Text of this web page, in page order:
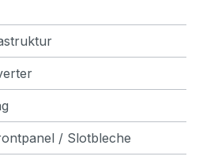
/ Slotbleche